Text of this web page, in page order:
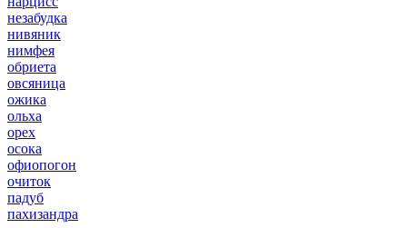
незабудка
нивяник
нимфея
обриета
овсяница
ожика
ольха
орех
осока
офиопогон
очиток
падуб
пахизандра